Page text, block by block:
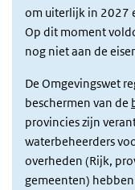
om uiterlijk in 2027
Op dit moment
nog niet aan de
De Omgevingswet
beschermen van de
provincies zijn
waterbeheerders
overheden (Rijk,
gemeenten)